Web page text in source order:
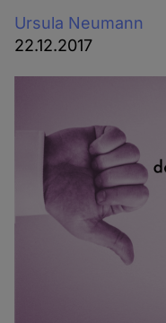
Ursula Neumann
22.12.2017